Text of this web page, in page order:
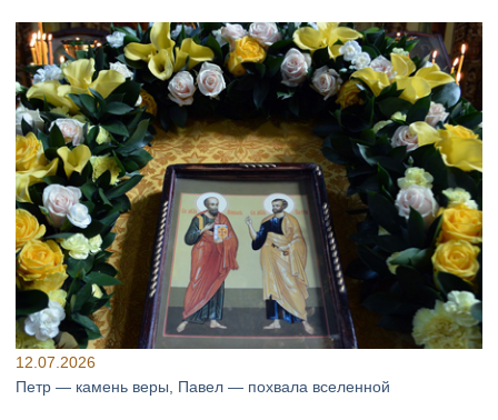
12.07.2026
Петр — камень веры, Павел — похвала вселенной